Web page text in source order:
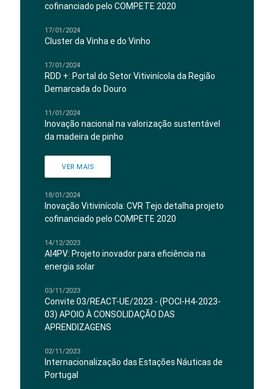
cofinanciado pelo COMPETE 2020
17/01/2024
Cluster da Vinha e do Vinho
17/01/2024
RDD +: Portal do Setor Vitivinícola da Região
Demarcada do Douro
11/01/2024
Inovação nacional na valorização sustentável
da madeira de pinho
VER MAIS
18/01/2024
Inovação Vitivinícola: CVR Tejo detalha projeto
cofinanciado pelo COMPETE 2020
14/12/2023
AI4PV: Projeto inovador para eficiência na
energia solar
03/11/2023
Convite 03/REACT-UE/2023 - (POCI-H4-2023-
03) APOIO À CONSOLIDAÇÃO DAS
APRENDIZAGENS
02/11/2023
Internacionalização das Estações Náuticas de
Portugal